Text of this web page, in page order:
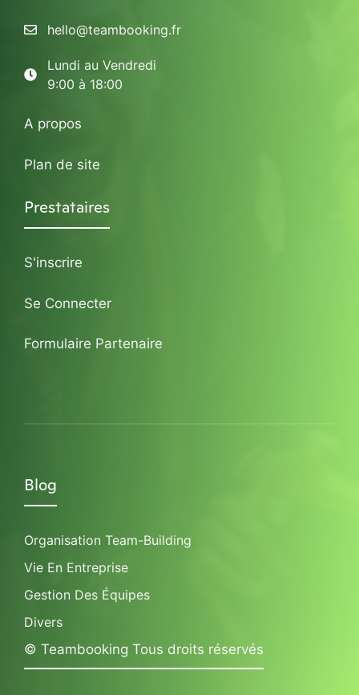
hello@teambooking.fr
Lundi au Vendredi
9:00 à 18:00
A propos
Plan de site
Prestataires
S'inscrire
Se Connecter
Formulaire Partenaire
Blog
Organisation Team-Building
Vie En Entreprise
Gestion Des Équipes
Divers
© Teambooking Tous droits réservés